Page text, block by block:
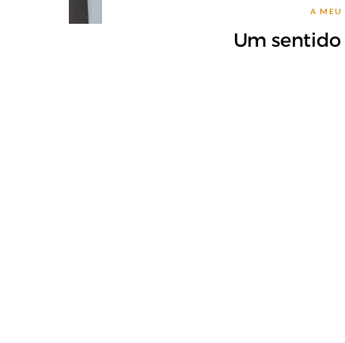
A MEU
Um sentido